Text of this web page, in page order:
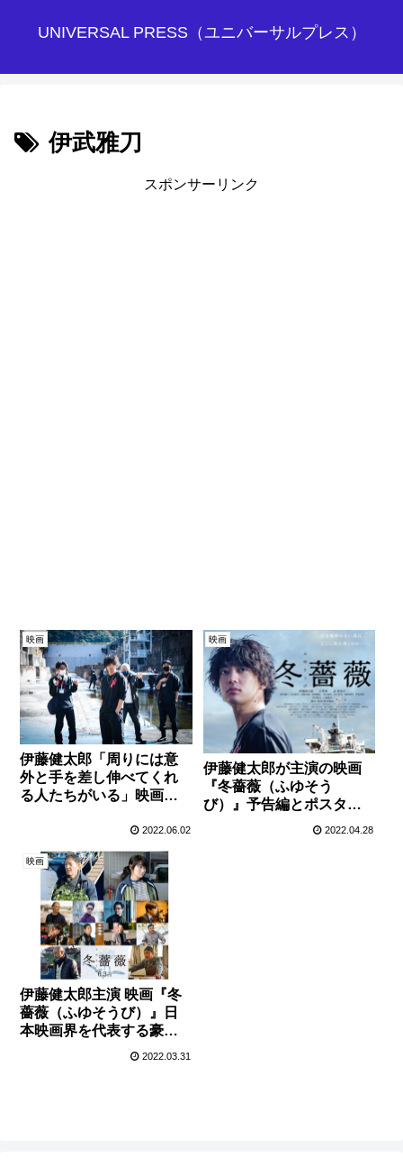
UNIVERSAL PRESS（ユニバーサルプレス）
伊武雅刀
スポンサーリンク
映画
伊藤健太郎「周りには意
外と手を差し伸べてくれ
る人たちがいる」映画
2022.06.02
映画
伊藤健太郎が主演の映画
『冬薔薇（ふゆそう
び）』予告編とポスター
ビジュアルが公開！
2022.04.28
映画
伊藤健太郎主演 映画『冬
薔薇（ふゆそうび）』日
本映画界を代表する豪華
2022.03.31